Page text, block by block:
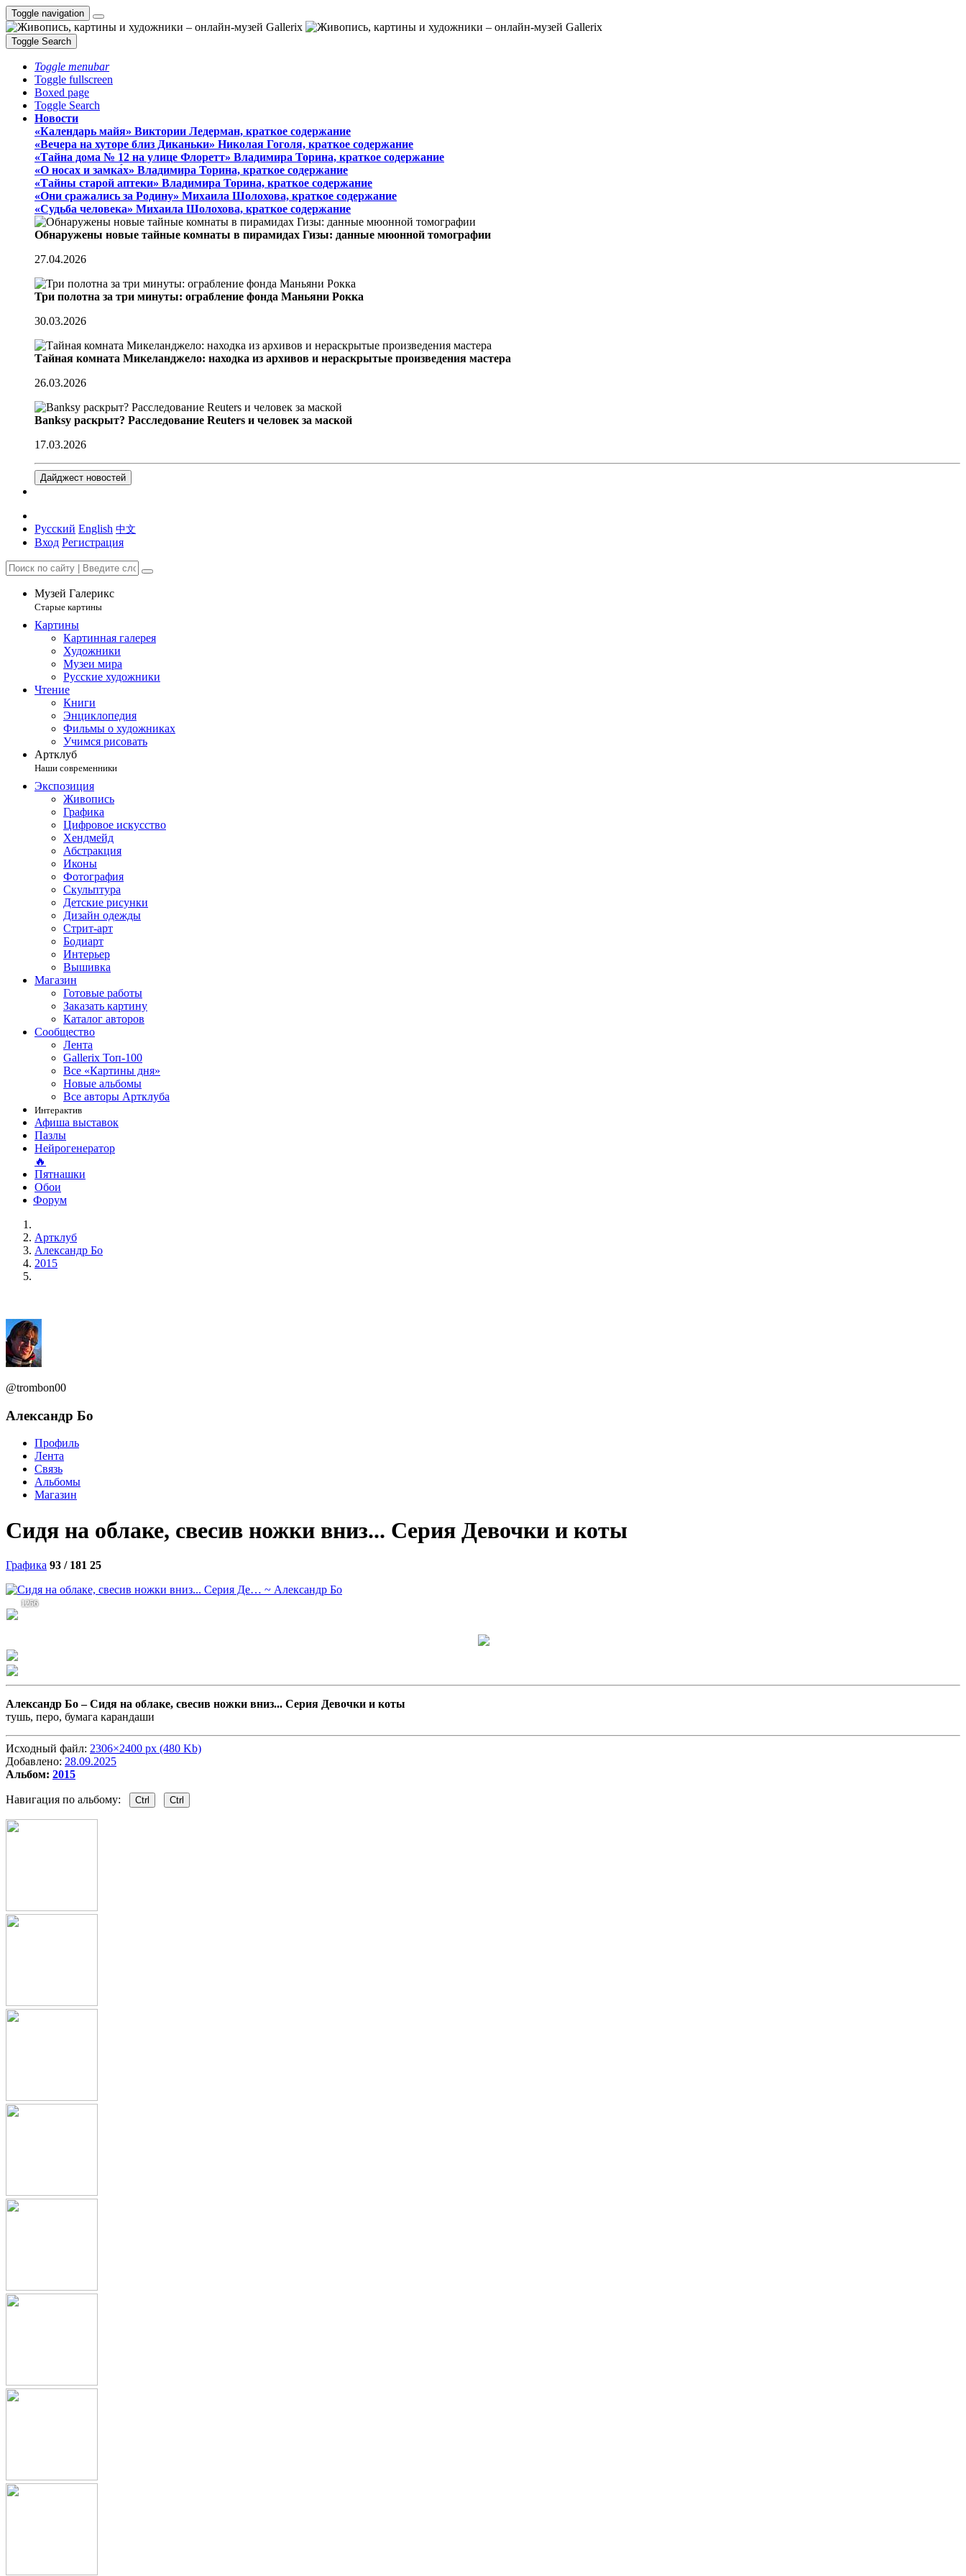
Toggle navigation
Toggle Search
Toggle menubar
Toggle fullscreen
Boxed page
Toggle Search
Новости
«Календарь майя» Виктории Ледерман, краткое содержание
«Вечера на хуторе близ Диканьки» Николая Гоголя, краткое содержание
«Тайна дома № 12 на улице Флоретт» Владимира Торина, краткое содержание
«О носах и замка́х» Владимира Торина, краткое содержание
«Тайны старой аптеки» Владимира Торина, краткое содержание
«Они сражались за Родину» Михаила Шолохова, краткое содержание
«Судьба человека» Михаила Шолохова, краткое содержание
Обнаружены новые тайные комнаты в пирамидах Гизы: данные мюонной томографии
27.04.2026
Три полотна за три минуты: ограбление фонда Маньяни Рокка
30.03.2026
Тайная комната Микеланджело: находка из архивов и нераскрытые произведения мастера
26.03.2026
Banksy раскрыт? Расследование Reuters и человек за маской
17.03.2026
Дайджест новостей
Русский English 中文
Вход Регистрация
Музей Галерикс
Старые картины
Картины
Картинная галерея
Художники
Музеи мира
Русские художники
Чтение
Книги
Энциклопедия
Фильмы о художниках
Учимся рисовать
Артклуб
Наши современники
Экспозиция
Живопись
Графика
Цифровое искусство
Хендмейд
Абстракция
Иконы
Фотография
Скульптура
Детские рисунки
Дизайн одежды
Стрит-арт
Бодиарт
Интерьер
Вышивка
Магазин
Готовые работы
Заказать картину
Каталог авторов
Сообщество
Лента
Gallerix Топ-100
Все «Картины дня»
Новые альбомы
Все авторы Артклуба
Интерактив
Афиша выставок
Пазлы
Нейрогенератор
🔥
Пятнашки
Обои
Форум
Артклуб
Александр Бо
2015
@trombon00
Александр Бо
Профиль
Лента
Связь
Альбомы
Магазин
Сидя на облаке, свесив ножки вниз... Серия Девочки и коты
Графика 93 / 181 25
1256
Александр Бо –Сидя на облаке, свесив ножки вниз... Серия Девочки и коты
тушь, перо, бумага карандаши
Исходный файл: 2306×2400 px (480 Kb)
Добавлено: 28.09.2025
Альбом: 2015
Навигация по альбому: Ctrl Ctrl